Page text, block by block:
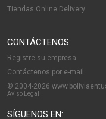
Tiendas Online Delivery
CONTÁCTENOS
Registre su empresa
Contáctenos por e-mail
© 2004-2026
Aviso Legal
SÍGUENOS EN: